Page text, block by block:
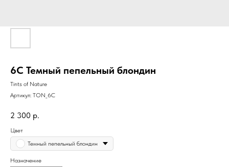
6C Темный пепельный блондин
Tints of Nature
Артикул: TON_6C
2 300 р.
Цвет
Темный пепельный блондин
Назначение